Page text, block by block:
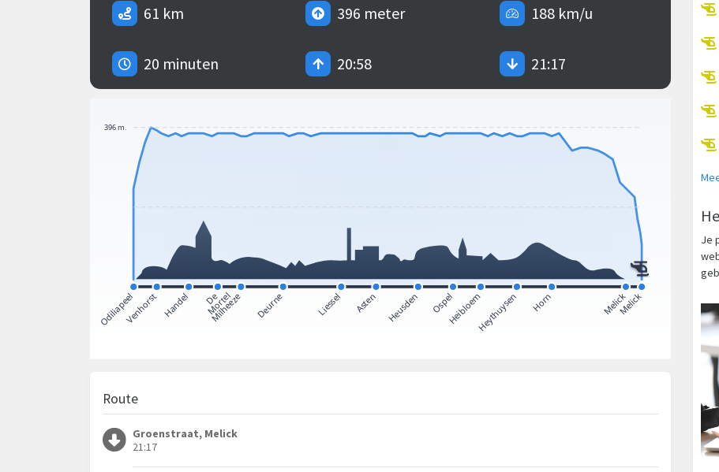
61 km 396 meter 188 km/u
20 minuten 20:58 21:17
Route
Groenstraat, Melick
21:17
Je